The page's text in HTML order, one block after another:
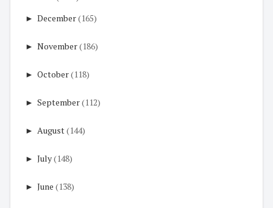
► December(165)
► November(186)
► October(118)
► September(112)
► August(144)
► July(148)
► June (138)